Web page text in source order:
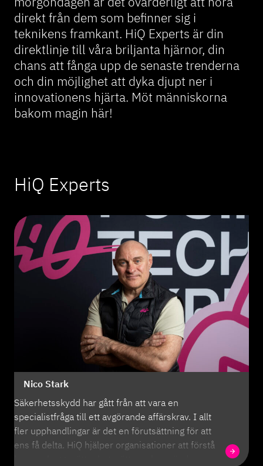
direkt från dem som befinner sig i
teknikens framkant. HiQ Experts är din
direktlinje till våra briljanta hjärnor, din
chans att fånga upp de senaste trenderna
och din möjlighet att dyka djupt ner i
innovationens hjärta. Möt människorna
bakom magin här!
HiQ Experts
Nico Stark
Säkerhetsskydd har gått från att vara en
specialistfråga till ett avgörande affärskrav. I allt
fler upphandlingar är det en förutsättning för att
ens få delta. HiQ hjälper organisationer att förstå